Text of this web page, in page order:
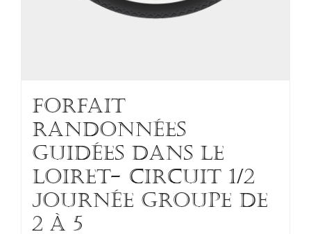
FORFAIT
RANDONNÉES
GUIDÉES DANS LE
LOIRET- Circuit 1/2
journée groupe de
2 à 5